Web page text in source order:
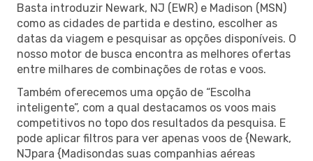
Basta introduzir Newark, NJ (EWR) e Madison (MSN)
como as cidades de partida e destino, escolher as
datas da viagem e pesquisar as opções disponíveis. O
nosso motor de busca encontra as melhores ofertas
entre milhares de combinações de rotas e voos.
Também oferecemos uma opção de “Escolha
inteligente”, com a qual destacamos os voos mais
competitivos no topo dos resultados da pesquisa. E
pode aplicar filtros para ver apenas voos de {Newark,
NJpara {Madisondas suas companhias aéreas